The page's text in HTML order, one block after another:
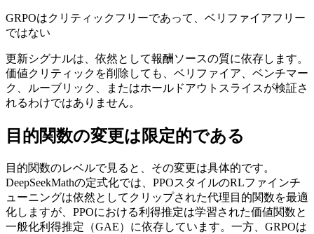
GRPOはクリティックフリーであって、ベリファイアフリー
ではない
更新シグナルは、依然として報酬ソースの質に依存します。
価値クリティックを削除しても、ベリファイア、ベンチマー
ク、ルーブリック、またはホールドアウトスライスが検証さ
れるわけではありません。
目的関数の変更は限定的である
目的関数のレベルで見ると、その変更は具体的です。
DeepSeekMathの定式化では、PPOスタイルのRLファインチ
ューニングは依然としてクリップされた代理目的関数を最適
化しますが、PPOにおける利得推定は学習された価値関数と
一般化利得推定（GAE）に依存しています。一方、GRPOは